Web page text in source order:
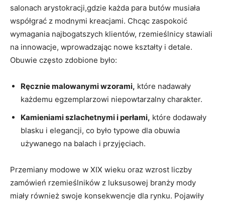
salonach arystokracji,gdzie każda para butów musiała
współgrać z modnymi kreacjami. Chcąc zaspokoić
wymagania najbogatszych klientów, rzemieślnicy stawiali
na innowacje, wprowadzając nowe kształty i detale.
Obuwie często zdobione było:
Ręcznie malowanymi wzorami, które nadawały
każdemu egzemplarzowi niepowtarzalny charakter.
Kamieniami szlachetnymi i perłami, które dodawały
blasku i elegancji, co było typowe dla obuwia
używanego na balach i przyjęciach.
Przemiany modowe w XIX wieku oraz wzrost liczby
zamówień rzemieślników z luksusowej branży mody
miały również swoje konsekwencje dla rynku. Pojawiły